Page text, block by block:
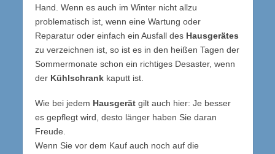
Hand. Wenn es auch im Winter nicht allzu
problematisch ist, wenn eine Wartung oder
Reparatur oder einfach ein Ausfall des Hausgerätes
zu verzeichnen ist, so ist es in den heißen Tagen der
Sommermonate schon ein richtiges Desaster, wenn
der Kühlschrankkaputt ist.
Wie bei jedem Hausgerätgilt auch hier: Je besser
es gepflegt wird, desto länger haben Sie daran
Freude.
Wenn Sie vor dem Kauf auch noch auf die